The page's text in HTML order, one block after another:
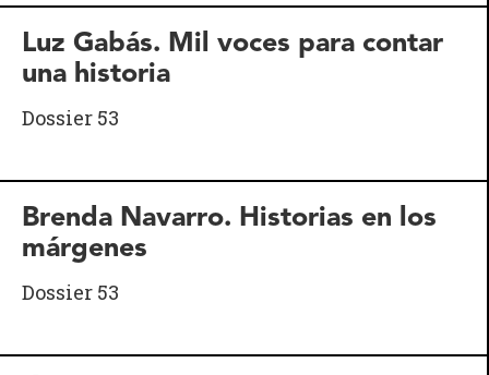
Luz Gabás. Mil voces para contar
una historia
Dossier 53
Brenda Navarro. Historias en los
márgenes
Dossier 53